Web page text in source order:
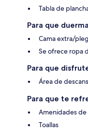
Tabla de
Para que
Cama extra/
Se ofrece ropa
Para que
Área de
Para que te
Amenidades
Toallas